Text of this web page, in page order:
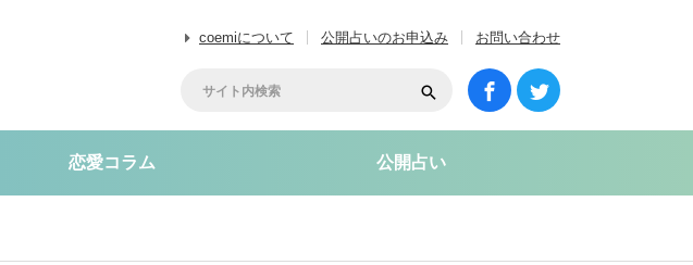
coemiについて 公開占いのお申込み お問い合わせ
恋愛コラム 公開占い